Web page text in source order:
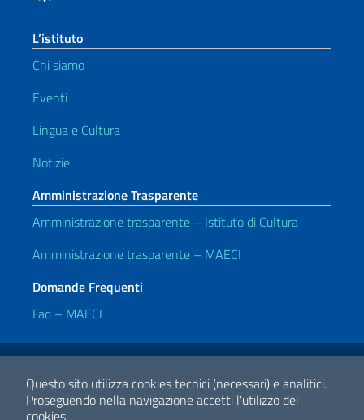
Questo sito utilizza cookies tecnici (necessari) e analitici.
Proseguendo nella navigazione accetti l'utilizzo dei
cookies.
L’istituto
Chi siamo
Eventi
Lingua e Cultura
Notizie
Amministrazione Trasparente
Amministrazione trasparente – Istituto di Cultura
Amministrazione trasparente – MAECI
Domande Frequenti
Faq – MAECI
Link Utili